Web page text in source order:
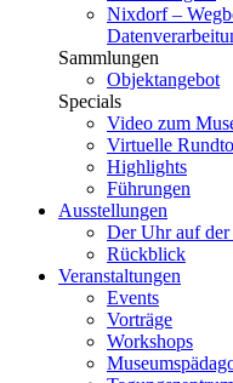
Nixdorf –
Sammlungen
Objektangebot
Specials
Video zum
Virtuelle
Highlights
Führungen
Ausstellungen
Der Uhr auf der
Rückblick
Veranstaltungen
Events
Vorträge
Workshops